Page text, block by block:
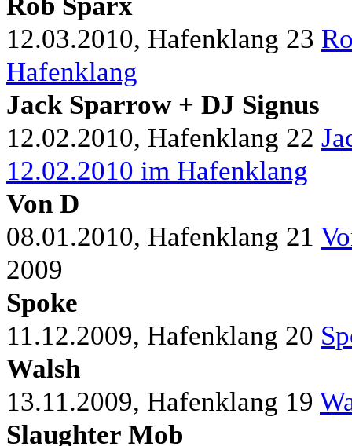
12.03.2010, Hafenklang 23
Hafenklang
Jack Sparrow + DJ Signus
12.02.2010, Hafenklang 22
12.02.2010 im Hafenklang
Von D
08.01.2010, Hafenklang 21
2009
Spoke
11.12.2009, Hafenklang 20
Walsh
13.11.2009, Hafenklang 19
Slaughter Mob